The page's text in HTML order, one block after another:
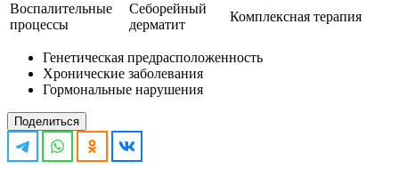
Воспалительные
процессы
Себорейный
дерматит
Комплексная терапия
Генетическая предрасположенность
Хронические заболевания
Гормональные нарушения
Поделиться